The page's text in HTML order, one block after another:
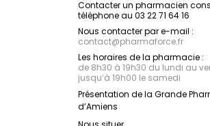
Contacter un pharmacien
téléphone au 03 22 71 64 16
Nous contacter par e-mail :
contact@pharmaforce.fr
Les horaires de la pharmacie :
de 8h30 à 19h30 du lundi au
jusqu’à 19h00 le samedi
Présentation de la Grande
d’Amiens